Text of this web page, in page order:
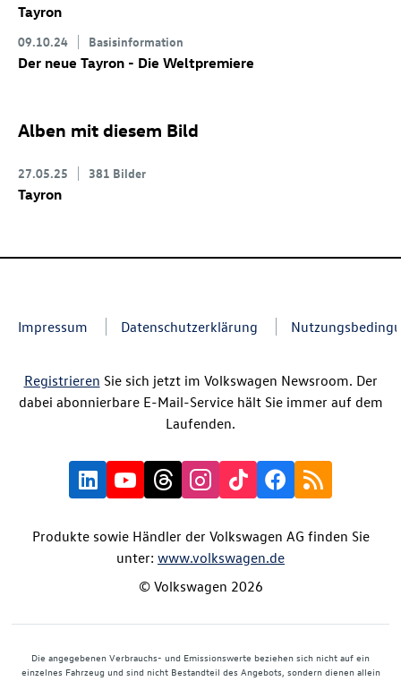
Tayron
09.10.24 Basisinformation
Der neue Tayron - Die Weltpremiere
Alben mit diesem Bild
27.05.25 381 Bilder
Tayron
Impressum Datenschutzerklärung
Registrieren Sie sich jetzt im Volkswagen Newsroom. Der
dabei abonnierbare E-Mail-Service hält Sie immer auf dem
Laufenden.
Produkte sowie Händler der Volkswagen AG finden Sie
unter: www.volkswagen.de
© Volkswagen 2026
Die angegebenen Verbrauchs- und Emissionswerte beziehen sich nicht auf ein
einzelnes Fahrzeug und sind nicht Bestandteil des Angebots, sondern dienen allein